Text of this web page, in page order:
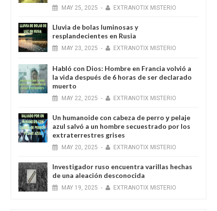
MAY 25, 2025 - EXTRANOTIX MISTERIO
Lluvia de bolas luminosas y
resplandecientes en Rusia
MAY 23, 2025 - EXTRANOTIX MISTERIO
Habló con Dios: Hombre en Francia volvió a
la vida después de 6 horas de ser declarado
muerto
MAY 22, 2025 - EXTRANOTIX MISTERIO
Un humanoide con cabeza de perro у pelaje
azul salvó a un hombre secuestrado por los
extraterrestres grises
MAY 20, 2025 - EXTRANOTIX MISTERIO
Investigador ruso encuentra varillas hechas
de una aleación desconocida
MAY 19, 2025 - EXTRANOTIX MISTERIO